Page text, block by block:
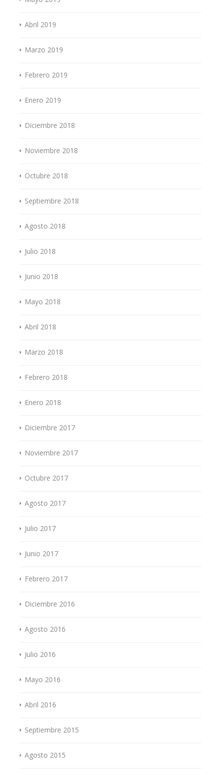
Abril 2019
Marzo 2019
Febrero 2019
Enero 2019
Diciembre 2018
Noviembre 2018
Octubre 2018
Septiembre 2018
Agosto 2018
Julio 2018
Junio 2018
Mayo 2018
Abril 2018
Marzo 2018
Febrero 2018
Enero 2018
Diciembre 2017
Noviembre 2017
Octubre 2017
Agosto 2017
Julio 2017
Junio 2017
Febrero 2017
Diciembre 2016
Agosto 2016
Julio 2016
Mayo 2016
Abril 2016
Septiembre 2015
Agosto 2015